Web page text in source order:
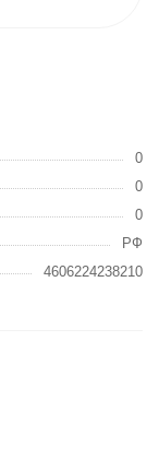
0
0
0
РФ
4606224238210